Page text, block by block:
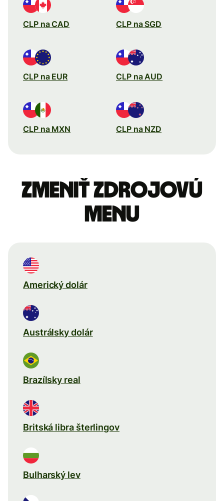
CLP na CAD CLP na SGD
CLP na EUR CLP na AUD
CLP na MXN CLP na NZD
Zmeniť zdrojovú
menu
Americký dolár
Austrálsky dolár
Brazílsky real
Britská libra šterlingov
Bulharský lev